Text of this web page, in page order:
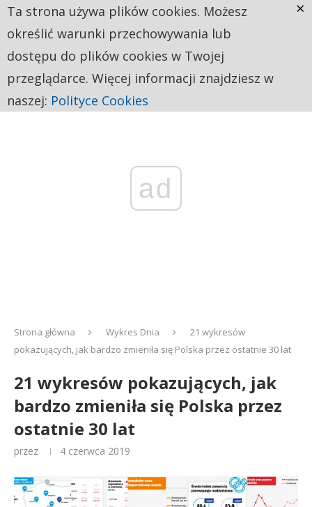
ad
Strona główna Wykres Dnia
21 wykresów
pokazujących, jak bardzo zmieniła się Polska przez ostatnie 30 lat
21 wykresów pokazujących, jak
bardzo zmieniła się Polska przez
ostatnie 30 lat
przez 4 czerwca 2019
Ta strona używa plików cookies. Możesz
określić warunki przechowywania lub
dostępu do plików cookies w Twojej
przeglądarce. Więcej informacji znajdziesz w
naszej: Polityce Cookies
×